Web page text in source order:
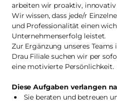
arbeiten wir proaktiv,
Wir wissen, dass jede/r
und Professionalität einen
Unternehmenserfolg leistet.
Zur Ergänzung unseres
Drau Filiale suchen wir per
eine motivierte Persönlichkeit.
Diese Aufgaben verlangen
Sie beraten und betreuen